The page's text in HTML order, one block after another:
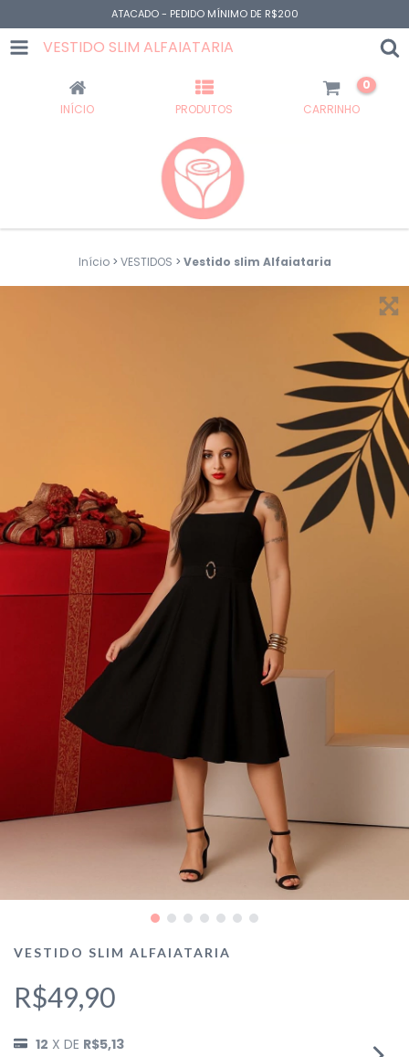
ATACADO - PEDIDO MÍNIMO DE R$200
VESTIDO SLIM ALFAIATARIA
INÍCIO PRODUTOS CARRINHO
0
Início > VESTIDOS > Vestido slim Alfaiataria
VESTIDO SLIM ALFAIATARIA
R$49,90
12 X DE R$5,13